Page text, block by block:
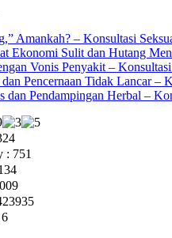
Amankah? – Konsultasi
Ekonomi Sulit dan Hutang
Vonis Penyakit –
Pencernaan Tidak Lancar –
dan Pendampingan Herbal –
: 751